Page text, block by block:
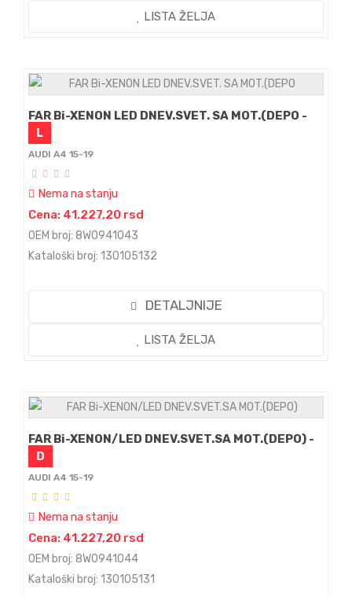
LISTA ŽELJA
FAR Bi-XENON LED DNEV.SVET. SA MOT.(DEPO -
L
AUDI A4 15-19
Nema na stanju
Cena: 41.227,20 rsd
OEM broj: 8W0941043
Kataloški broj: 130105132
DETALJNIJE
LISTA ŽELJA
FAR Bi-XENON/LED DNEV.SVET.SA MOT.(DEPO) -
D
AUDI A4 15-19
Nema na stanju
Cena: 41.227,20 rsd
OEM broj: 8W0941044
Kataloški broj: 130105131